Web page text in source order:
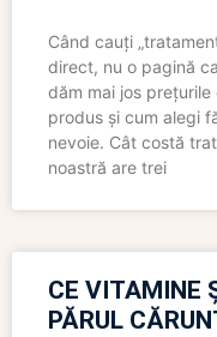
Când cauți
direct, nu o pagină
dăm mai jos
produs și cum alegi
nevoie. Cât costă
noastră are trei
CE VITAMINE
PĂRUL